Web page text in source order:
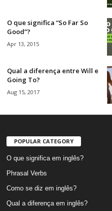
O que significa “So Far So
Good”?
Apr 13, 2015
Qual a diferença entre Will e
Going To?
Aug 15, 2017
POPULAR CATEGORY
O que significa em inglês?
Phrasal Verbs
Como se diz em inglês?
Qual a diferença em inglês?